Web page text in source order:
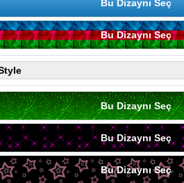
Bu Dizaynı Seç
Bu Dizaynı Seç
Bu Dizaynı Seç
Bu Dizaynı Seç
Bu Dizaynı Seç